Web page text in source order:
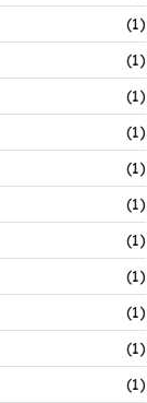
(1)
(1)
(1)
(1)
(1)
(1)
(1)
(1)
(1)
(1)
(1)